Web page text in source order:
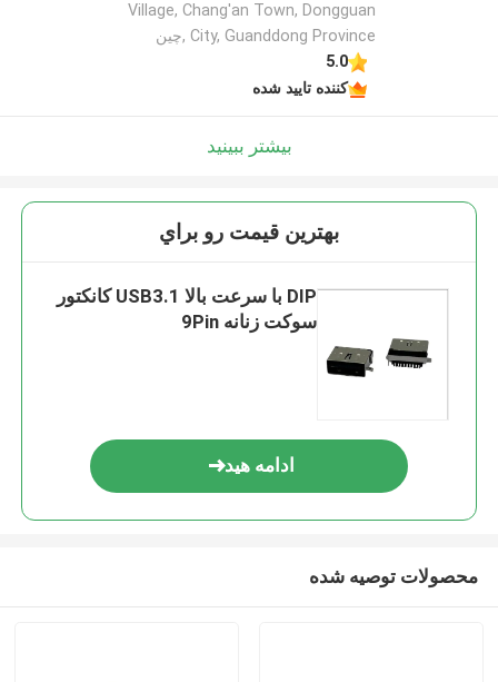
Village, Chang'an Town, Dongguan
City, Guanddong Province ,چین
5.0
کننده تایید شده
بیشتر ببینید
بهترين قيمت رو براي
DIP با سرعت بالا USB3.1 کانکتور
سوکت زنانه 9Pin
ادامه هید
محصولات توصیه شده